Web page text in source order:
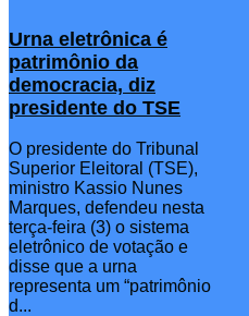
Urna eletrônica é
patrimônio da
democracia, diz
presidente do TSE
O presidente do Tribunal
Superior Eleitoral (TSE),
ministro Kassio Nunes
Marques, defendeu nesta
terça-feira (3) o sistema
eletrônico de votação e
disse que a urna
representa um “patrimônio
d...